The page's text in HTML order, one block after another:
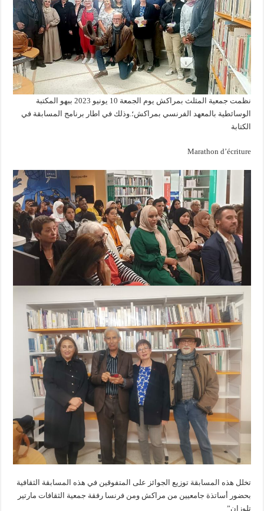
نظمت جمعية المثلث بمراكش يوم الجمعة 10 يونيو 2023 ببهو المكتبة
الوسائطية بالمعهد الفرنسي بمراكش؛.وذلك في اطار برنامج المسابقة في
الكتابة
Marathon d’écriture
تخلل هذه المسابقة توزيع الجوائز على المتفوقين في هذه المسابقة الثقافية
بحضور أساتذة جامعيين من مراكش ومن فرنسا رفقة جمعية الثقافات مارتير
تلوزان”